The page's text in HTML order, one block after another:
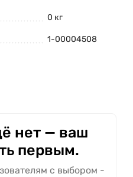
0 кг
1-00004508
нет — ваш
первым.
с выбором -